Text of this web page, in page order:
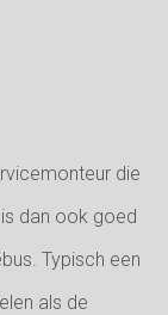
die
dan ook goed
Typisch een
als de